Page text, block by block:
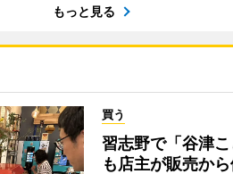
もっと見る
買う
習志野で「谷津
も店主が販売か